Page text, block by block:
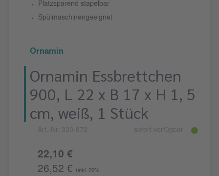
Platzsparend stapelbar
Spülmaschinengeeignet
Ornamin
Ornamin Essbrettchen
900, L 22 x B 17 x H 1, 5
cm, weiß, 1 Stück
Art.-Nr. 320-872 sofort verfügbar
22,10 €
26,52 €
(inkl. 20%